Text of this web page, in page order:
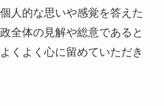
人的な思いや感覚を答えた
全体の見解や総意であると
くよく心に留めていただき